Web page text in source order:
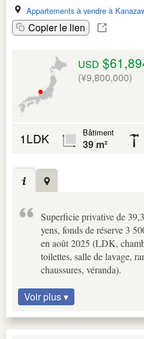
Appartements à vendre à
Copier le lien
USD
(¥9,800,000)
1LDK Bâtiment
39 m²
Superficie privative de
yens, fonds de réserve 3
en août 2025 (LDK,
toilettes, salle de lavage,
chaussures, véranda).
Voir plus ▾